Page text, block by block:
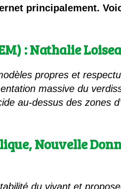
principalement.
: Nathalie
propres et
massive du
au-dessus des zones
Nouvelle
du vivant et